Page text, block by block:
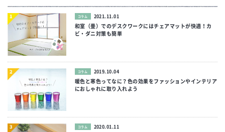
コラム 2021.11.01
和室（畳）でのデスクワークにはチェアマットが快適！カ
ビ・ダニ対策も簡単
コラム 2019.10.04
暖色と寒色ってなに？色の効果をファッションやインテリア
におしゃれに取り入れよう
コラム 2020.01.11